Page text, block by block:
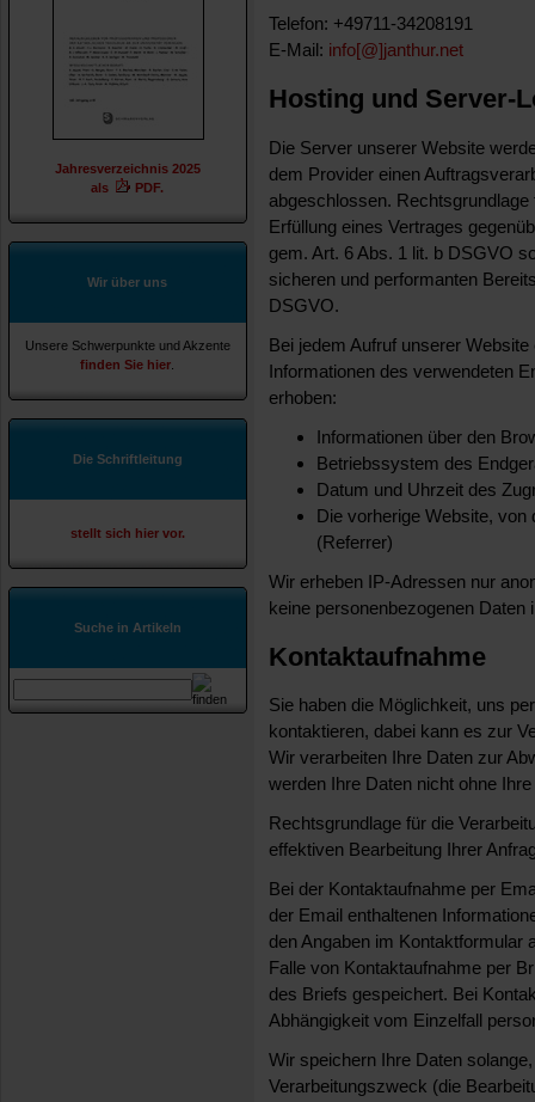
Jahresverzeichnis 2025
als
PDF.
Wir über uns
Unsere Schwerpunkte und Akzente
finden Sie hier
Die Schriftleitung
stellt sich hier vor.
Suche in Artikeln
Telefon: +49711-34208191
E-Mail: info[@]janthur.net
Hosting und Server-
Die Server unserer Website
dem Provider einen
abgeschlossen.
Erfüllung eines Vertrages
gem. Art. 6 Abs. 1 lit. b DSGVO
sicheren und performanten
DSGVO.
Bei jedem Aufruf unserer
Informationen des verwendeten
erhoben:
Informationen über den
Betriebssystem des
Datum und Uhrzeit des
Die vorherige Website, von
(Referrer)
Wir erheben IP-Adressen nur
keine personenbezogenen Daten
Kontaktaufnahme
Sie haben die Möglichkeit, uns
kontaktieren, dabei kann es zur
Wir verarbeiten Ihre Daten zur
werden Ihre Daten nicht ohne
Rechtsgrundlage für die
effektiven Bearbeitung Ihrer
Bei der Kontaktaufnahme per
der Email enthaltenen
den Angaben im
Falle von Kontaktaufnahme per
des Briefs gespeichert. Bei
Abhängigkeit vom Einzelfall
Wir speichern Ihre Daten
Verarbeitungszweck (die